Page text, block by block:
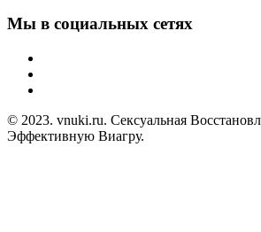
Мы в социальных сетях
© 2023. vnuki.ru. Сексуальная
Эффективную Виагру.